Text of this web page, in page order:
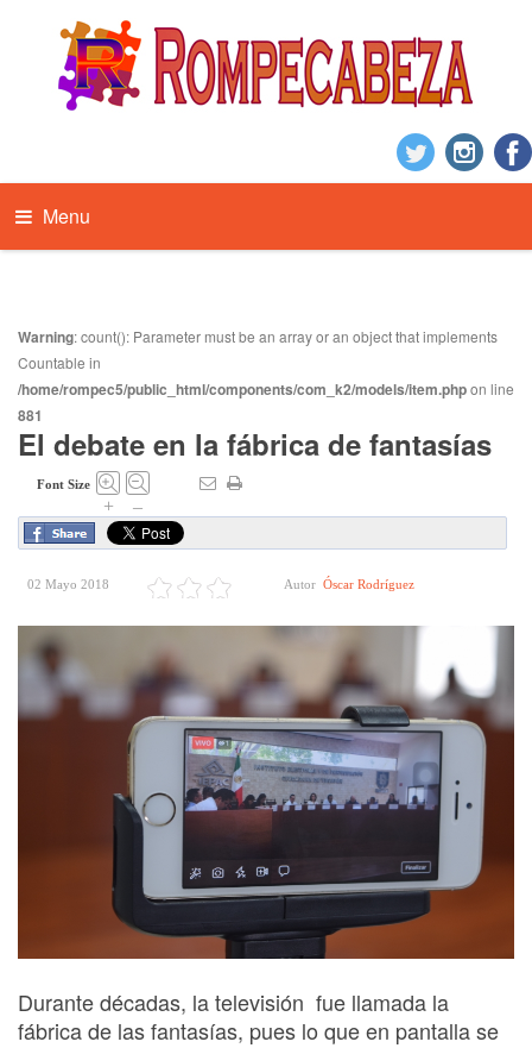
Menu
Warning: count(): Parameter must be an array or an object that implements
Countable in
/home/rompec5/public_html/components/com_k2/models/item.phpon line
881
El debate en la fábrica de fantasías
Font Size
+ –
02 Mayo 2018 Autor Óscar Rodríguez
Durante décadas, la televisión fue llamada la
fábrica de las fantasías, pues lo que en pantalla se